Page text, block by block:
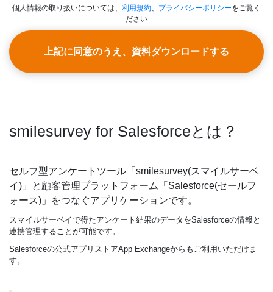
個人情報の取り扱いについては、 利用規約、 プライバシーポリシーをご覧く
ださい
上記に同意のうえ、資料ダウンロードする
smilesurvey for Salesforceとは？
セルフ型アンケートツール「smilesurvey(スマイルサーベ
イ)」と顧客管理プラットフォーム「Salesforce(セールフ
ォース)」をつなぐアプリケーションです。
スマイルサーベイで得たアンケート結果のデータをSalesforceの情報と
連携管理することが可能です。
Salesforceの公式アプリストアApp Exchangeからもご利用いただけま
す。